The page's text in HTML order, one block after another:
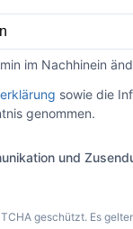
im Nachhinein
sowie die
genommen.
und
geschützt. Es